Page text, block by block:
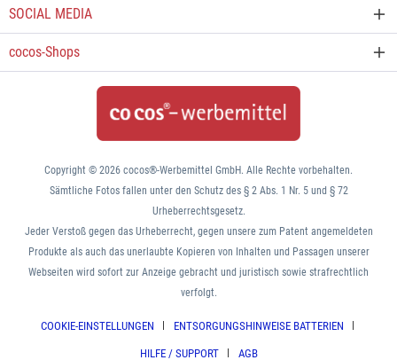
SOCIAL MEDIA
cocos-Shops
COOKIE-EINSTELLUNGEN ENTSORGUNGSHINWEISE BATTERIEN
HILFE / SUPPORT AGB
Copyright © 2026 cocos®-Werbemittel GmbH. Alle Rechte vorbehalten.
Sämtliche Fotos fallen unter den Schutz des § 2 Abs. 1 Nr. 5 und § 72
Urheberrechtsgesetz.
Jeder Verstoß gegen das Urheberrecht, gegen unsere zum Patent angemeldeten
Produkte als auch das unerlaubte Kopieren von Inhalten und Passagen unserer
Webseiten wird sofort zur Anzeige gebracht und juristisch sowie strafrechtlich
verfolgt.